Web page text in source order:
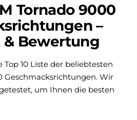
Tornado 9000
–
& Bewertung
Top 10 Liste der beliebtesten
Geschmacksrichtungen. Wir
um Ihnen die besten